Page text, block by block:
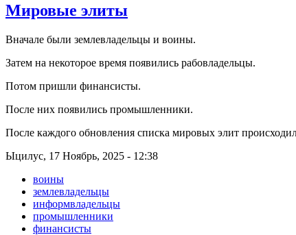
Мировые элиты
Вначале были землевладельцы и воины.
Затем на некоторое время появились рабовладельцы.
Потом пришли финансисты.
После них появились промышленники.
После каждого обновления списка мировых элит
Ыцилус, 17 Ноябрь, 2025 - 12:38
воины
землевладельцы
информвладельцы
промышленники
финансисты